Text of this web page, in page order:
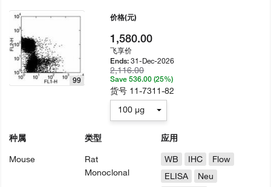
99
种属
Mouse
类型
Rat
Monoclonal
应用
WB
IHC
Flow
ELISA
Neu
价格(元)
1,580.00
飞享价
Ends:31-Dec-2026
2,116.00
Save 536.00 (25%)
货号 11-7311-82
100 µg